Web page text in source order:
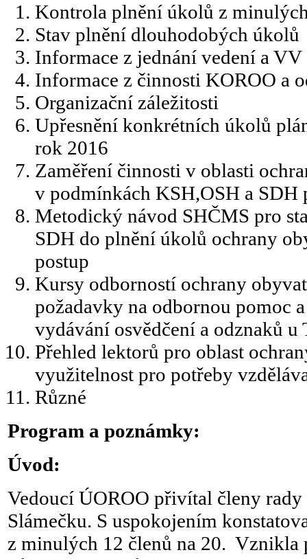
Kontrola plnění úkolů z
Stav plnění dlouhodobých úkolů
Informace z jednání vedení a VV
Informace z činnosti KOROO a
Organizační záležitosti
Upřesnění konkrétních úkolů
rok 2016
Zaměření činnosti v oblasti
v podmínkách KSH,OSH a SDH
Metodický návod SHČMS pro
SDH do plnění úkolů ochrany
postup
Kursy odborností ochrany
požadavky na odbornou pomoc
vydávání osvědčení a odznaků
Přehled lektorů pro oblast
využitelnost pro potřeby
Různé
Program a poznámky:
Úvod:
Vedoucí ÚOROO přivítal členy rady
Slámečku. S uspokojením
z minulých 12 členů na 20. Vznikla